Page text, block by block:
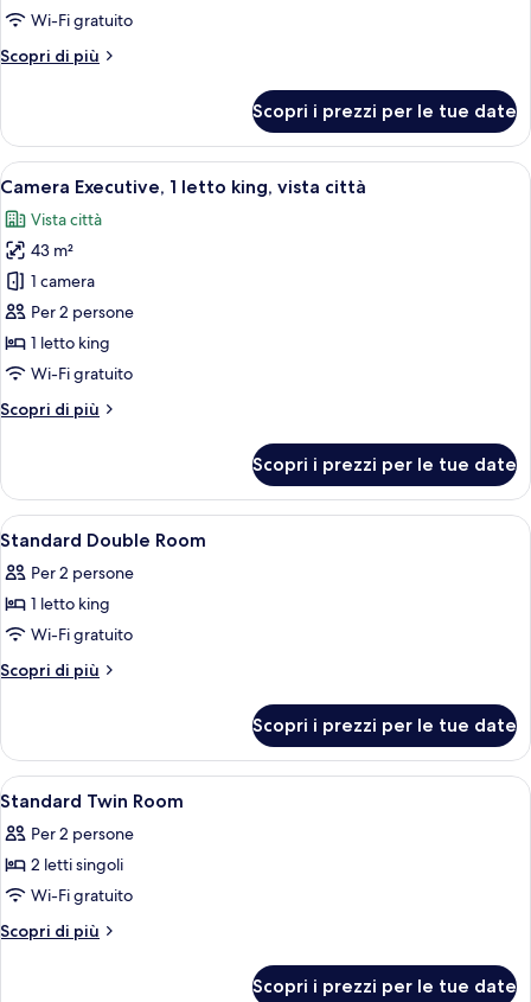
vistaWi-Fi gratuito
Scopri di più
Altri
Superior,
vista
città
Scopri i prezzi per le tue date
Apri
tutte
le
foto
per
Camera
Executive,
1
king,
Camera d'albergo moderna con un
6
Camera Executive, 1 letto king, vista città
Vista città
43 m²
1 camera
Per 2 persone
1 letto king
Wi-Fi gratuito
Scopri di più
Altri
Executive,
letto
vista
città
Scopri i prezzi per le tue date
Apri
tutte
le
foto
per
Standard
Biancheria da letto di alta qualità,
4
Standard Double Room
Per 2 persone
1 letto king
Wi-Fi gratuito
Scopri di più
Altri
Double
Room
Scopri i prezzi per le tue date
Apri
tutte
le
foto
per
Standard
Biancheria da letto di alta qualità,
5
Standard Twin Room
Per 2 persone
2 letti singoli
Wi-Fi gratuito
Scopri di più
Altri
Scopri i prezzi per le tue date